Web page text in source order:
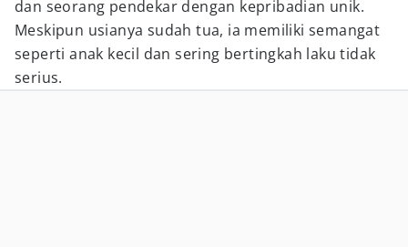
dan seorang pendekar dengan kepribadian unik.
Meskipun usianya sudah tua, ia memiliki semangat
seperti anak kecil dan sering bertingkah laku tidak
serius.